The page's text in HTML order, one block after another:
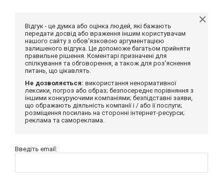
Відгук - це думка або оцінка людей, які бажають
передати досвід або враження іншим користувачам
нашого сайту з обов'язковою аргументацією
залишеного відгука. Це допоможе багатьом прийняти
правильне рішення. Коментарі призначені для
спілкування та обговорення, а також для роз'яснення
питань, що цікавлять.
Не дозволяється: використання ненормативної
лексики, погроз або образ; безпосереднє порівняння з
іншими конкуруючими компаніями; безпідставні заяви,
що ображають діяльність компанії і / або її послуги;
розміщення посилань на сторонні інтернет-ресурси;
реклама та самореклама.
Введіть email: